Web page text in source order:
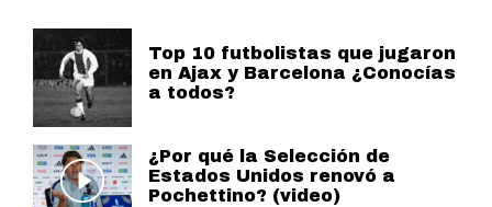
Top 10 futbolistas que jugaron
en Ajax y Barcelona ¿Conocías
a todos?
¿Por qué la Selección de
Estados Unidos renovó a
Pochettino? (video)